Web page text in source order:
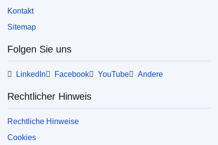
Kontakt
Sitemap
Folgen Sie uns
LinkedIn Facebook YouTube Andere
Rechtlicher Hinweis
Rechtliche Hinweise
Cookies